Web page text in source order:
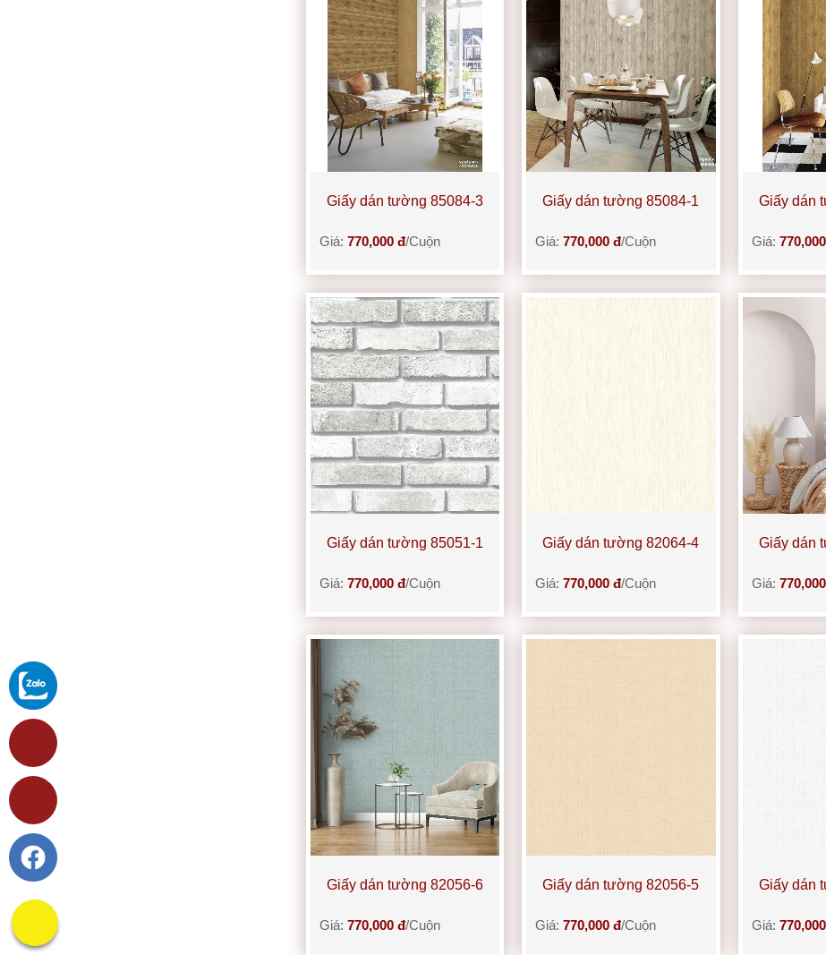
Giấy dán tường 85084-3
Giá: 770,000 đ/Cuộn
Giấy dán tường 85084-1
Giá:770,000 đ/Cuộn
Giấy dán
Giá:
Giấy dán tường 85051-1
Giá: 770,000 đ/Cuộn
Giấy dán tường 82064-4
Giá:770,000 đ/Cuộn
Giấy dán
Giá:
Giấy dán tường 82056-6
Giá: 770,000 đ/Cuộn
Giấy dán tường 82056-5
Giá:770,000 đ/Cuộn
Giấy dán
Giá: